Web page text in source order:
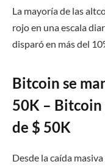
La mayoría de las
rojo en una escala
disparó en más del
Bitcoin se
50K – Bitcoin
de $ 50K
Desde la caída